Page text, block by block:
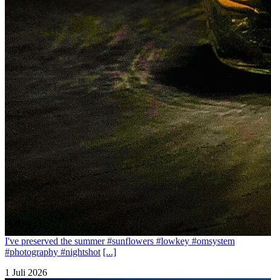
I've preserved the summer #sunflowers #lowkey #omsystem
#photography #nightshot [...]
1 Juli 2026